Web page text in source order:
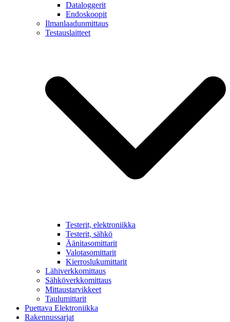
Dataloggerit
Endoskoopit
Ilmanlaadunmittaus
Testauslaitteet
Testerit, elektroniikka
Testerit, sähkö
Äänitasomittarit
Valotasomittarit
Kierroslukumittarit
Lähiverkkomittaus
Sähköverkkomittaus
Mittaustarvikkeet
Taulumittarit
Puettava Elektroniikka
Rakennussarjat